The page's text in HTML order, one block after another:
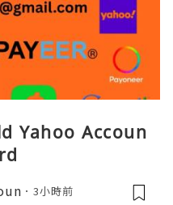
Yahoo Accoun
3小時前